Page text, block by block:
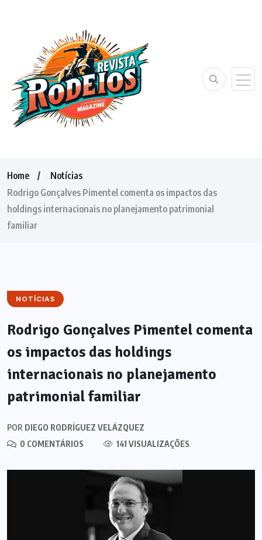
Home
Notícias
Rodrigo Gonçalves Pimentel comenta os impactos das
holdings internacionais no planejamento patrimonial
familiar
NOTÍCIAS
Rodrigo Gonçalves Pimentel comenta
os impactos das holdings
internacionais no planejamento
patrimonial familiar
POR DIEGO RODRÍGUEZ VELÁZQUEZ
0 COMENTÁRIOS
141 VISUALIZAÇÕES